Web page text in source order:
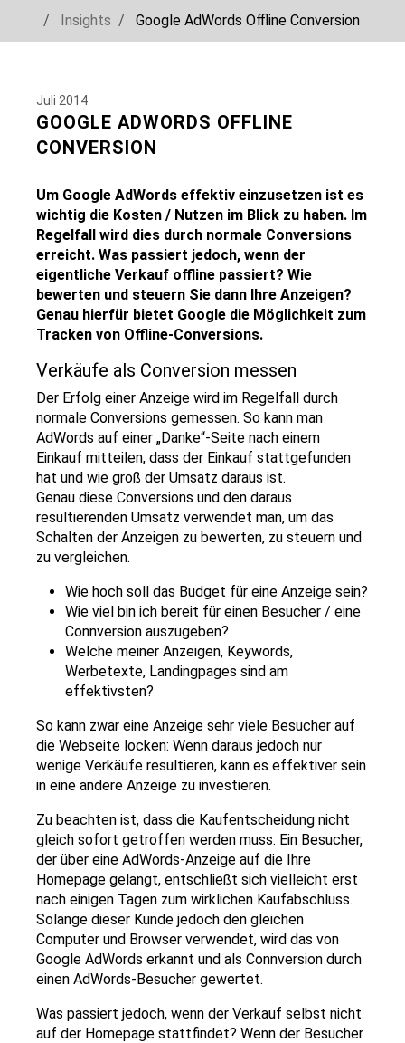
Insights
Google AdWords Offline Conversion
Juli 2014
GOOGLE ADWORDS OFFLINE
CONVERSION
Um Google AdWords effektiv einzusetzen ist es
wichtig die Kosten / Nutzen im Blick zu haben. Im
Regelfall wird dies durch normale Conversions
erreicht. Was passiert jedoch, wenn der
eigentliche Verkauf offline passiert? Wie
bewerten und steuern Sie dann Ihre Anzeigen?
Genau hierfür bietet Google die Möglichkeit zum
Tracken von Offline-Conversions.
Verkäufe als Conversion messen
Der Erfolg einer Anzeige wird im Regelfall durch
normale Conversions gemessen. So kann man
AdWords auf einer „Danke“-Seite nach einem
Einkauf mitteilen, dass der Einkauf stattgefunden
hat und wie groß der Umsatz daraus ist.
Genau diese Conversions und den daraus
resultierenden Umsatz verwendet man, um das
Schalten der Anzeigen zu bewerten, zu steuern und
zu vergleichen.
Wie hoch soll das Budget für eine Anzeige sein?
Wie viel bin ich bereit für einen Besucher / eine
Connversion auszugeben?
Welche meiner Anzeigen, Keywords,
Werbetexte, Landingpages sind am
effektivsten?
So kann zwar eine Anzeige sehr viele Besucher auf
die Webseite locken: Wenn daraus jedoch nur
wenige Verkäufe resultieren, kann es effektiver sein
in eine andere Anzeige zu investieren.
Zu beachten ist, dass die Kaufentscheidung nicht
gleich sofort getroffen werden muss. Ein Besucher,
der über eine AdWords-Anzeige auf die Ihre
Homepage gelangt, entschließt sich vielleicht erst
nach einigen Tagen zum wirklichen Kaufabschluss.
Solange dieser Kunde jedoch den gleichen
Computer und Browser verwendet, wird das von
Google AdWords erkannt und als Connversion durch
einen AdWords-Besucher gewertet.
Was passiert jedoch, wenn der Verkauf selbst nicht
auf der Homepage stattfindet? Wenn der Besucher